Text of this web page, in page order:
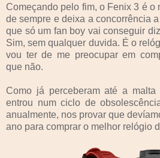
Começando pelo fim, o Fenix 3 é o
de sempre e deixa a concorrência
que só um fan boy vai conseguir
Sim, sem qualquer duvida. É o
vou ter de me preocupar em
que não.
Como já perceberam até a
entrou num ciclo de
anualmente, nos provar que
ano para comprar o melhor relógio